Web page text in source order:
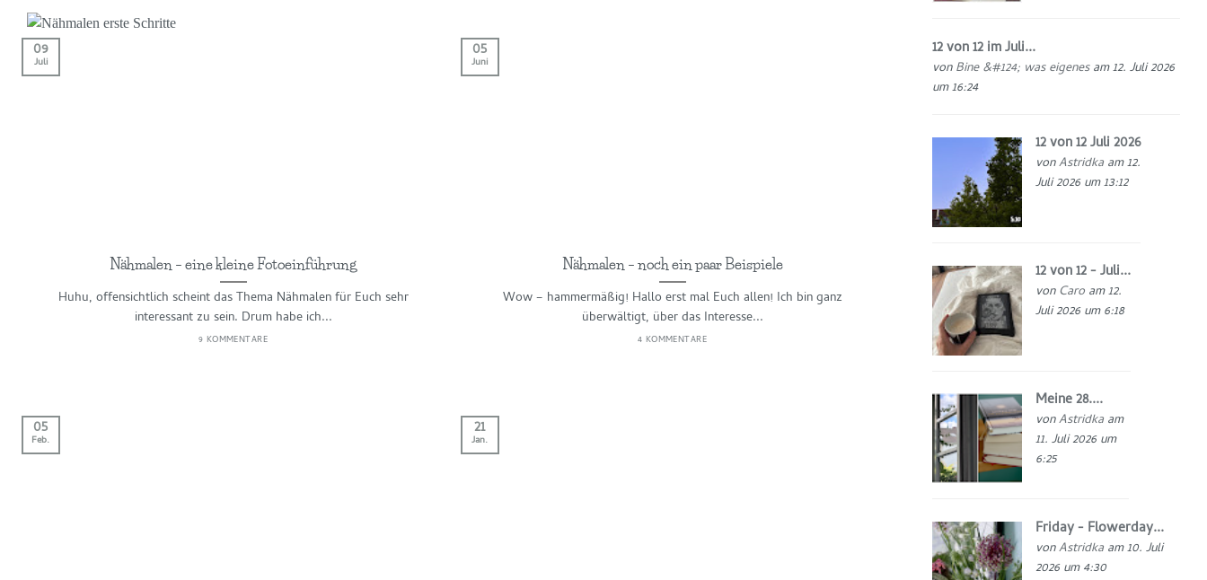
Nähmalen – eine kleine Fotoeinführung
Huhu, offensichtlich scheint das Thema Nähmalen für Euch sehr
interessant zu sein. Drum habe ich...
9 KOMMENTARE
09
Juli
Nähmalen – noch ein paar Beispiele
Wow – hammermäßig! Hallo erst mal Euch allen! Ich bin ganz
überwältigt, über das Interesse...
4 KOMMENTARE
05
Juni
05
Feb.
21
Jan.
12 von 12 im Juli...
vonBine &#124; was eigenesam 12. Juli 2026
um 16:24
12 von 12 Juli 2026
vonAstridka am 12.
Juli 2026 um 13:12
12 von 12 - Juli...
vonCaro am 12.
Juli 2026 um 6:18
Meine 28....
vonAstridka am
11. Juli 2026 um
6:25
Friday - Flowerday...
vonAstridka am 10. Juli
2026 um 4:30